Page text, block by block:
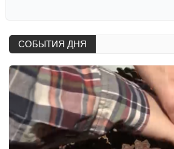
СОБЫТИЯ ДНЯ